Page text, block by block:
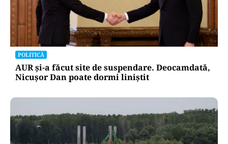
POLITICĂ
AUR și-a făcut site de suspendare. Deocamdată,
Nicușor Dan poate dormi liniștit